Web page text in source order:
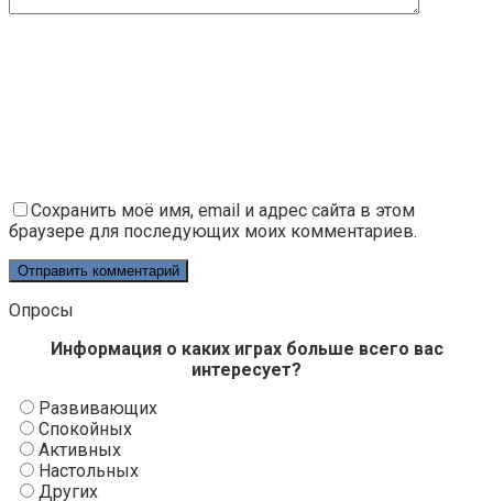
Сохранить моё имя, email и адрес сайта в этом
браузере для последующих моих комментариев.
Опросы
Информация о каких играх больше всего вас
интересует?
Развивающих
Спокойных
Активных
Настольных
Других